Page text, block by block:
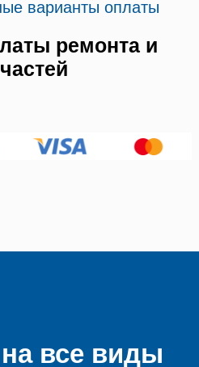
варианты оплаты
ремонта и
все виды